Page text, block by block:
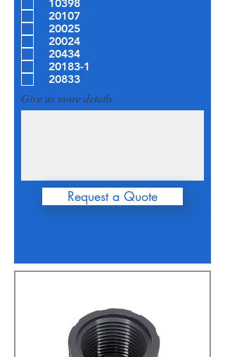
10398
20107
20025
20024
20434
20183-1
20833
Give us more details
Request a Quote